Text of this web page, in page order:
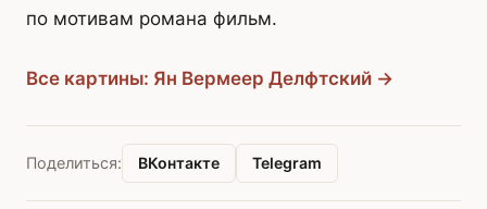
по мотивам романа фильм.
Все картины: Ян Вермеер Делфтский →
Поделиться: ВКонтакте Telegram